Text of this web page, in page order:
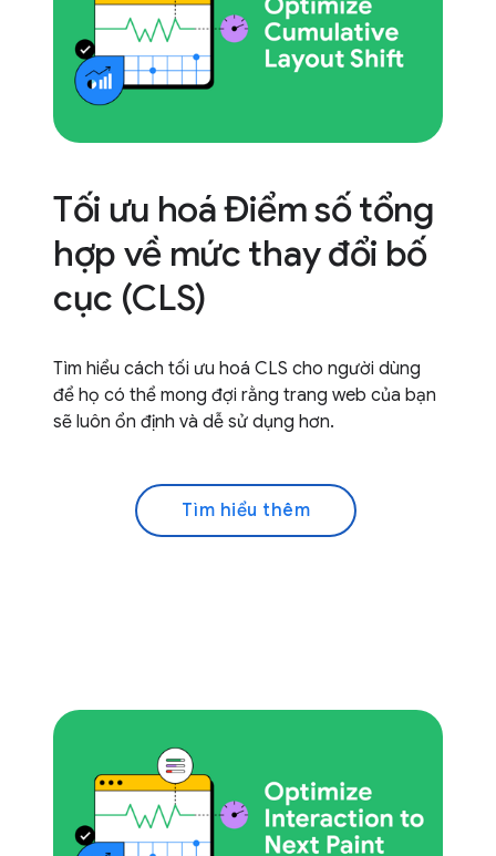
Tối ưu hoá Điểm số tổng
hợp về mức thay đổi bố
cục (CLS)
Tìm hiểu cách tối ưu hoá CLS cho người dùng
để họ có thể mong đợi rằng trang web của bạn
sẽ luôn ổn định và dễ sử dụng hơn.
Tìm hiểu thêm